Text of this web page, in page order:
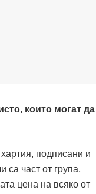
които могат да
подписани и
са част от група,
цена на всяко от